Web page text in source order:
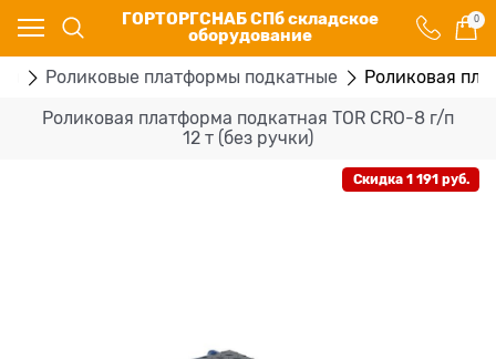
ГОРТОРГСНАБ СПб складское
оборудование
0
Роликовые платформы подкатные Роликовая
Роликовая платформа подкатная TOR CRO-8 г/п
12 т (без ручки)
Скидка 1 191 руб.